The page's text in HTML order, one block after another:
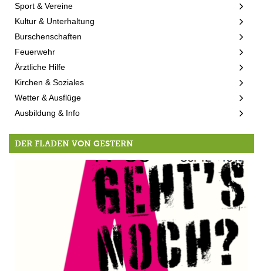
Sport & Vereine
Kultur & Unterhaltung
Burschenschaften
Feuerwehr
Ärztliche Hilfe
Kirchen & Soziales
Wetter & Ausflüge
Ausbildung & Info
DER FLADEN VON GESTERN